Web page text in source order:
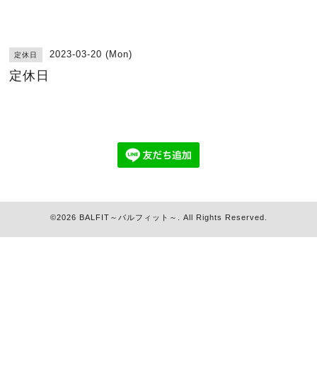
定休日 2023-03-20 (Mon)
定休日
©2026 BALFIT～バルフィット～ . All Rights Reserved.